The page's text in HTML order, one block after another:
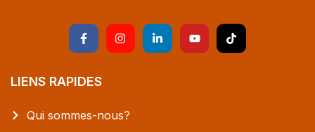
LIENS RAPIDES
Qui sommes-nous?